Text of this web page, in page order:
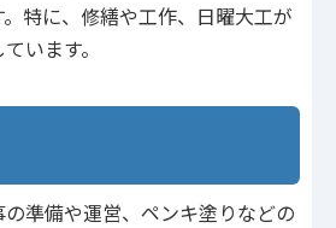
特に、修繕や工作、日曜大工が
います。
準備や運営、ペンキ塗りなどの